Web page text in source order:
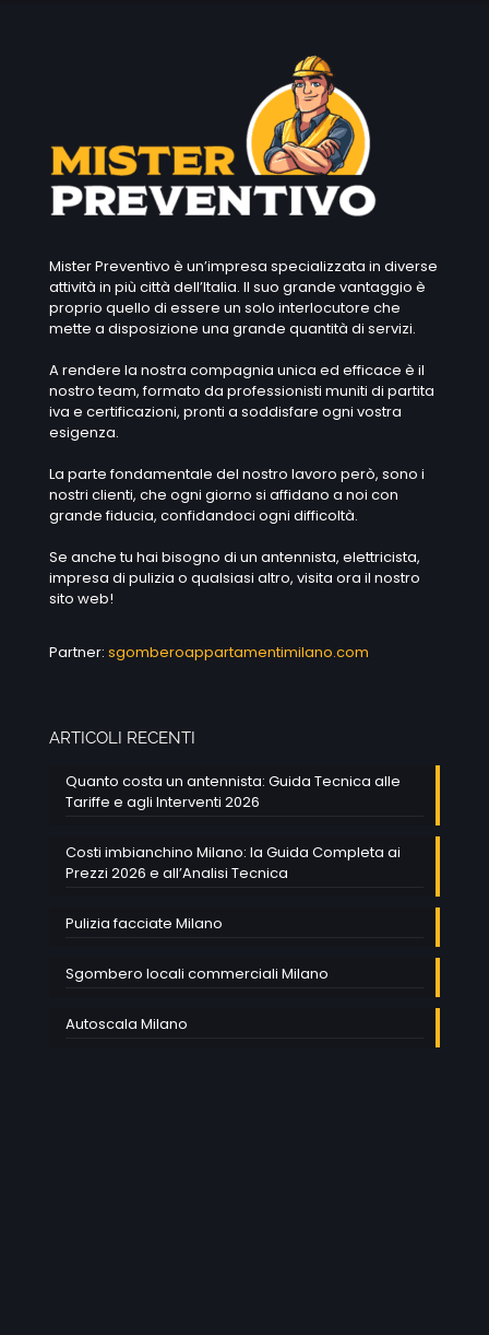
Mister Preventivo è un’impresa specializzata in diverse
attività in più città dell’Italia. Il suo grande vantaggio è
proprio quello di essere un solo interlocutore che
mette a disposizione una grande quantità di servizi.
A rendere la nostra compagnia unica ed efficace è il
nostro team, formato da professionisti muniti di partita
iva e certificazioni, pronti a soddisfare ogni vostra
esigenza.
La parte fondamentale del nostro lavoro però, sono i
nostri clienti, che ogni giorno si affidano a noi con
grande fiducia, confidandoci ogni difficoltà.
Se anche tu hai bisogno di un antennista, elettricista,
impresa di pulizia o qualsiasi altro, visita ora il nostro
sito web!
Partner: sgomberoappartamentimilano.com
ARTICOLI RECENTI
Quanto costa un antennista: Guida Tecnica alle
Tariffe e agli Interventi 2026
Costi imbianchino Milano: la Guida Completa ai
Prezzi 2026 e all’Analisi Tecnica
Pulizia facciate Milano
Sgombero locali commerciali Milano
Autoscala Milano